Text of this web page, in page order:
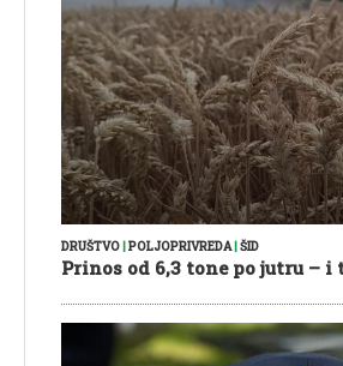
DRUŠTVO|POLJOPRIVREDA|ŠID
Prinos od 6,3 tone po jutru – i